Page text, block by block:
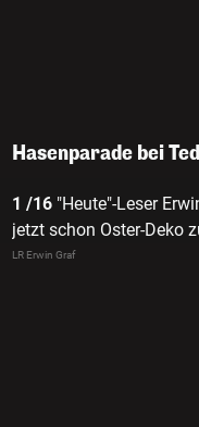
Hasenparade bei
1 /16 "Heute"-Leser
jetzt schon Oster-Deko
LR Erwin Graf